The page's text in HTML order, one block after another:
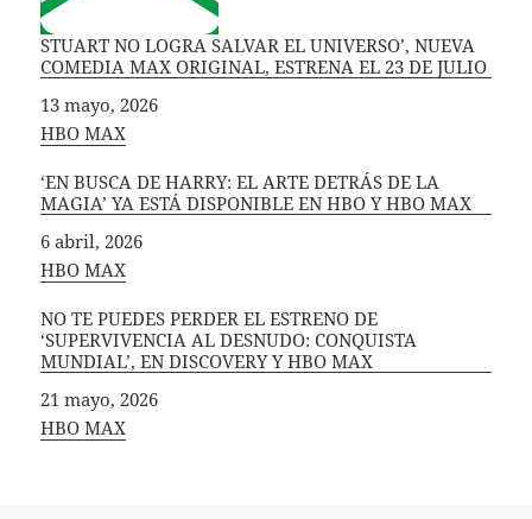
STUART NO LOGRA SALVAR EL UNIVERSO’, NUEVA
COMEDIA MAX ORIGINAL, ESTRENA EL 23 DE JULIO
Fecha
13 mayo, 2026
In relation to
HBO MAX
‘EN BUSCA DE HARRY: EL ARTE DETRÁS DE LA
MAGIA’ YA ESTÁ DISPONIBLE EN HBO Y HBO MAX
Fecha
6 abril, 2026
In relation to
HBO MAX
NO TE PUEDES PERDER EL ESTRENO DE
‘SUPERVIVENCIA AL DESNUDO: CONQUISTA
MUNDIAL’, EN DISCOVERY Y HBO MAX
Fecha
21 mayo, 2026
In relation to
HBO MAX